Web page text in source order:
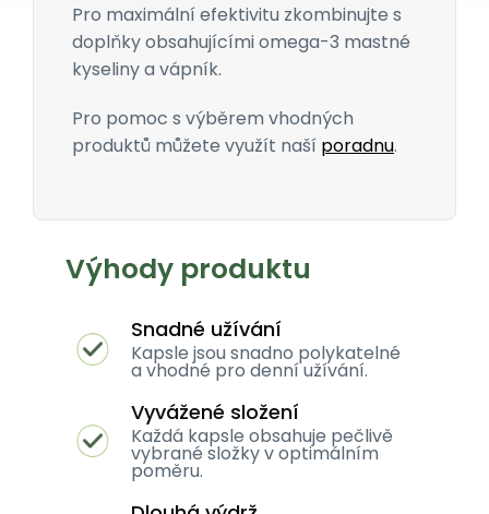
Pro maximální efektivitu zkombinujte s
doplňky obsahujícími omega-3 mastné
kyseliny a vápník.
Pro pomoc s výběrem vhodných
produktů můžete využít naší poradnu.
Výhody produktu
Snadné užívání
Kapsle jsou snadno polykatelné
a vhodné pro denní užívání.
Vyvážené složení
Každá kapsle obsahuje pečlivě
vybrané složky v optimálním
poměru.